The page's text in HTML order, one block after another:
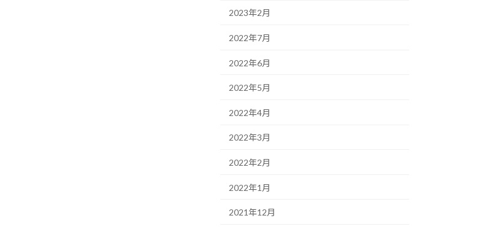
2023年2月
2022年7月
2022年6月
2022年5月
2022年4月
2022年3月
2022年2月
2022年1月
2021年12月